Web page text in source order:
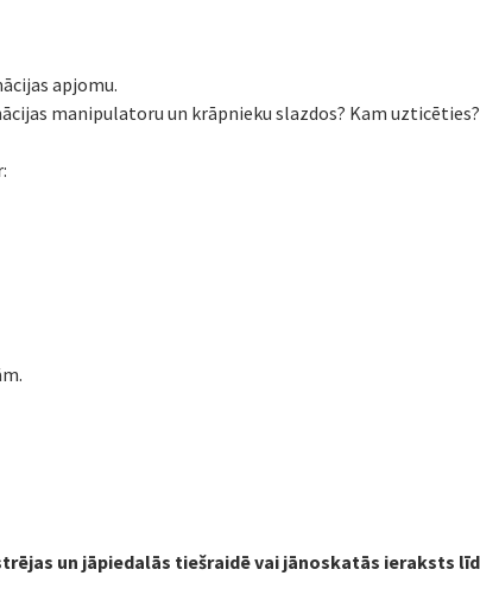
apjomu.
manipulatoru un krāpnieku slazdos? Kam uzticēties?
un jāpiedalās tiešraidē vai jānoskatās ieraksts